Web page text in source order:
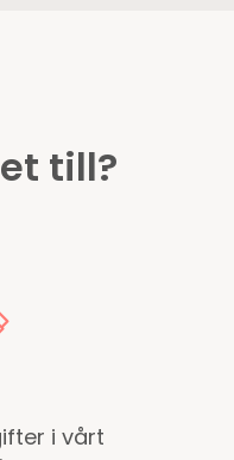
till?
i vårt